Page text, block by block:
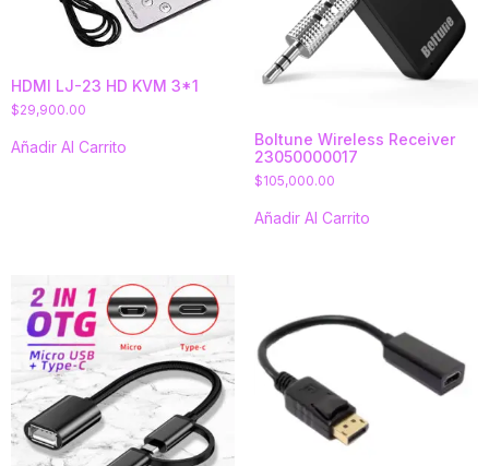
HDMI LJ-23 HD KVM 3*1
$29,900.00
Añadir Al Carrito
Boltune Wireless Receiver
23050000017
$105,000.00
Añadir Al Carrito